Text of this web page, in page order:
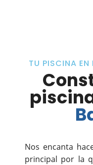
TU PISCINA
Nos encanta
principal por la